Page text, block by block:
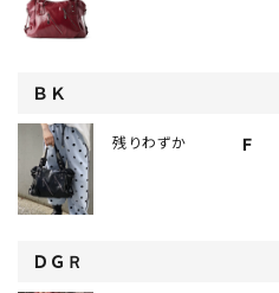
ＢＫ
F
残りわずか
ＤＧＲ